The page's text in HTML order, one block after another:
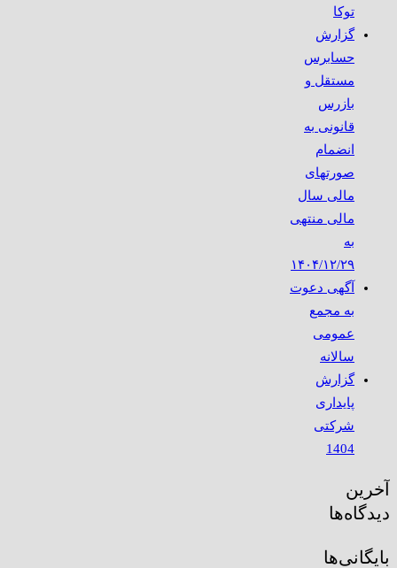
توکا
گزارش
حسابرس
مستقل و
بازرس
قانونی به
انضمام
صورتهای
مالی سال
مالی منتهی
به
۱۴۰۴/۱۲/۲۹
آگهی دعوت
به مجمع
عمومی
سالانه
گزارش
پایداری
شرکتی
1404
آخرین
دیدگاه‌ها
بایگانی‌ها